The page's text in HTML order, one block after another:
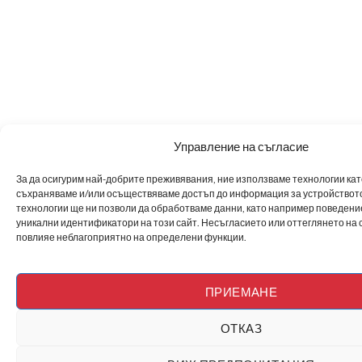
Управление на съгласие
За да осигурим най-добрите преживявания, ние използваме технологии
съхраняваме и/или осъществяваме достъп до информация за
технологии ще ни позволи да обработваме данни, като например
уникални идентификатори на този сайт. Несъгласието или оттеглянето на
повлияе неблагоприятно на определени функции.
ПРИЕМАНЕ
ОТКАЗ